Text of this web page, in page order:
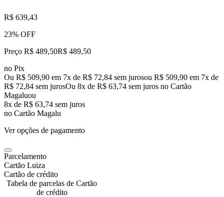
R$ 639,43
23% OFF
Preço R$ 489,50R$ 489,50
no Pix
Ou R$ 509,90 em 7x de R$ 72,84 sem jurosou R$ 509,90 em 7x de
R$ 72,84 sem jurosOu 8x de R$ 63,74 sem juros no Cartão
Magaluou
8x de R$ 63,74 sem juros
no Cartão Magalu
Ver opções de pagamento
Parcelamento
Cartão Luiza
Cartão de crédito
Tabela de parcelas de Cartão
de crédito